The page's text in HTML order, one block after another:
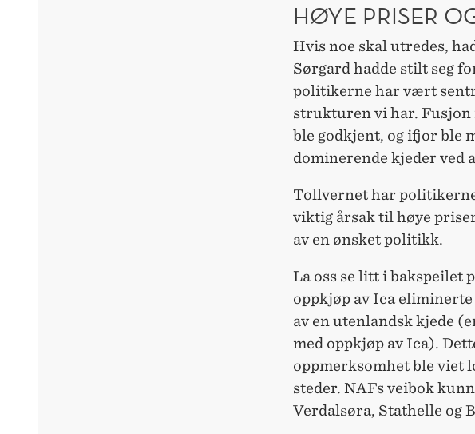
HØYE PRISER
Hvis noe skal utredes,
Sørgard hadde stilt seg
politikerne har vært
strukturen vi har.
ble godkjent, og ifjor ble
dominerende kjeder ved
Tollvernet har
viktig årsak til høye
av en ønsket politikk.
La oss se litt i bakspeilet
oppkjøp av Ica
av en utenlandsk kjede
med oppkjøp av Ica).
oppmerksomhet ble viet
steder. NAFs veibok
Verdalsøra, Stathelle og